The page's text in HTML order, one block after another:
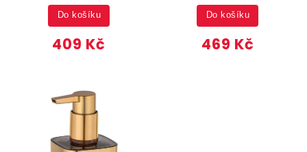
409 Kč
Do košíku
469 Kč
Do košíku